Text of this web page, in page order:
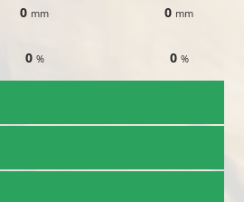
0 mm
0 %
0 mm
0 %